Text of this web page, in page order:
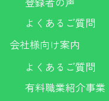
よくあるご質問
会社様向け案内
よくあるご質問
有料職業紹介事